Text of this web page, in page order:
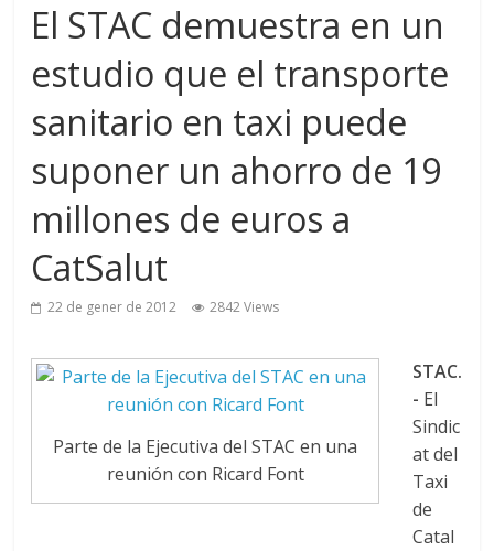
El STAC demuestra en un
estudio que el transporte
sanitario en taxi puede
suponer un ahorro de 19
millones de euros a
CatSalut
22 de gener de 2012 2842 Views
Parte de la Ejecutiva del STAC en una
reunión con Ricard Font
STAC.
- El
Sindic
at del
Taxi
de
Catal